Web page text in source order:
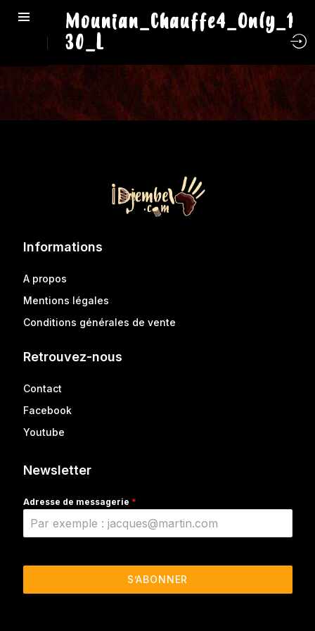
Mounian_Chauffe4_Only_1
30_L
Informations
A propos
Mentions légales
Conditions générales de vente
Retrouvez-nous
Contact
Facebook
Youtube
Newsletter
Adresse de messagerie *
S’ABONNER